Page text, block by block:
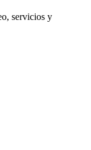
servicios y